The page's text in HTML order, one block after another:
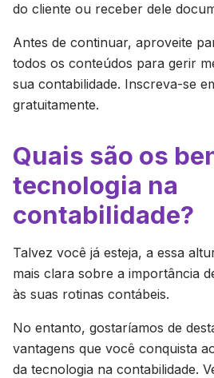
do cliente ou receber dele
Antes de continuar, aproveite
todos os conteúdos para gerir
sua contabilidade. Inscreva-se
gratuitamente.
Quais são os
tecnologia na
contabilidade?
Talvez você já esteja, a essa
mais clara sobre a importância
às suas rotinas contábeis.
No entanto, gostaríamos de
vantagens que você conquista
da tecnologia na contabilidade.